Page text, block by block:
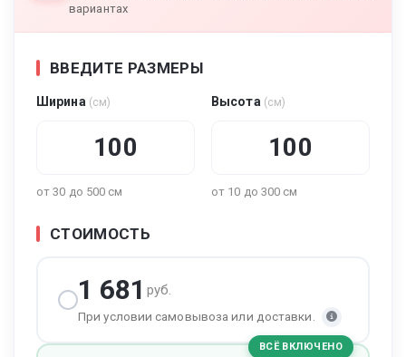
вариантах
ВВЕДИТЕ РАЗМЕРЫ
Ширина (см)
от 30 до 500 см
Высота (см)
от 10 до 300 см
СТОИМОСТЬ
1 681 руб.
При условии самовывоза или доставки.
ВСЁ ВКЛЮЧЕНО